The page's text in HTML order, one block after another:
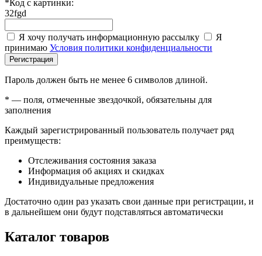
*Код с картинки:
32fgd
Я хочу получать информационную рассылку
Я
принимаю Условия политики конфиденциальности
Регистрация
Пароль должен быть не менее 6 символов длиной.
* — поля, отмеченные звездочкой, обязательны для
заполнения
Каждый зарегистрированный пользователь получает ряд
преимуществ:
Отслеживания состояния заказа
Информация об акциях и скидках
Индивидуальные предложения
Достаточно один раз указать свои данные при регистрации, и
в дальнейшем они будут подставляться автоматически
Каталог товаров